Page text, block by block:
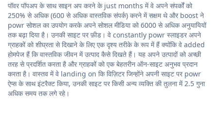
पॉवर पॉपअप के साथ साइन अप करने के just months में वे अपने संपर्कों को
250% से अधिक (600 से अधिक वास्तविक संपर्क) करने में सक्षम थे और boost ने
powr सोशल का उपयोग करके अपने सोशल मीडिया को 6000 से अधिक अनुयायियों
तक बढ़ा दिया है। उनकी साइट पर फ़ीड। वे constantly powr स्लाइडर अपने
ग्राहकों को शीघ्रता से दिखाने के लिए एक दृश्य तरीके के रूप में हैं क्योंकि वे added
होमपेज हैं कि वास्तविक जीवन में उत्पाद कैसे दिखते हैं। यह अपने उत्पादों को अच्छी
तरह से प्रदर्शित करता है और ग्राहकों को एक बेहतरीन ऑन-साइट अनुभव प्रदान
करता है। वास्तव में वे landing on कि विज़िटर जिन्होंने अपनी साइट पर powr
ऐप्स के साथ इंटरैक्ट किया, उनकी साइट पर किसी अन्य व्यक्ति की तुलना में 2.5 गुना
अधिक समय तक लगे रहे।